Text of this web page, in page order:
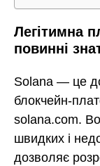
Легітимна
повинні
Solana — це
блокчейн-
solana.com.
швидких і
дозволяє